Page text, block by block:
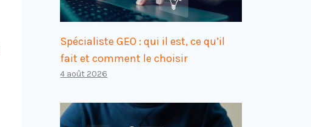
Spécialiste GEO : qui il est, ce qu’il
fait et comment le choisir
4 août 2026